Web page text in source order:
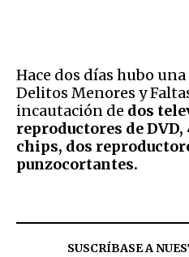
Hace dos días hubo
Delitos Menores y
incautación de dos
reproductores de DVD,
chips, dos
punzocortantes.
SUSCRÍBASE A